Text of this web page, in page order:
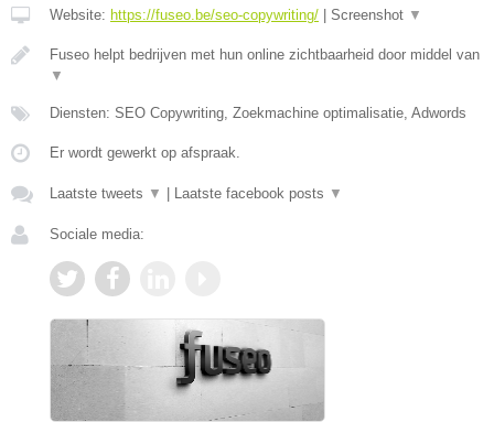
Website: https://fuseo.be/seo-copywriting/ Screenshot ▼
Fuseo helpt bedrijven met hun online zichtbaarheid door middel van
▼
Diensten: SEO Copywriting, Zoekmachine optimalisatie, Adwords
Er wordt gewerkt op afspraak.
Laatste tweets ▼ Laatste facebook posts ▼
Sociale media: